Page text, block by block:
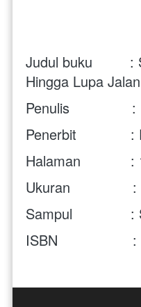
Judul buku         :
Hingga Lupa
Penulis               :
Penerbit             :
Halaman            :
Ukuran               :
Sampul              :
ISBN                  :